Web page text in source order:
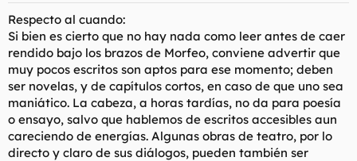
Respecto al cuando:
Si bien es cierto que no hay nada como leer antes de caer
rendido bajo los brazos de Morfeo, conviene advertir que
muy pocos escritos son aptos para ese momento; deben
ser novelas, y de capítulos cortos, en caso de que uno sea
maniático. La cabeza, a horas tardías, no da para poesía
o ensayo, salvo que hablemos de escritos accesibles aun
careciendo de energías. Algunas obras de teatro, por lo
directo y claro de sus diálogos, pueden también ser